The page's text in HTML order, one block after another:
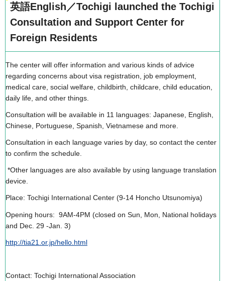
英語English／Tochigi launched the Tochigi
Consultation and Support Center for
Foreign Residents
The center will offer information and various kinds of advice
regarding concerns about visa registration, job employment,
medical care, social welfare, childbirth, childcare, child education,
daily life, and other things.
Consultation will be available in 11 languages: Japanese, English,
Chinese, Portuguese, Spanish, Vietnamese and more.
Consultation in each language varies by day, so contact the center
to confirm the schedule.
*Other languages are also available by using language translation
device.
Place: Tochigi International Center (9-14 Honcho Utsunomiya)
Opening hours: 9AM-4PM (closed on Sun, Mon, National holidays
and Dec. 29 -Jan. 3)
http://tia21.or.jp/hello.html
Contact: Tochigi International Association